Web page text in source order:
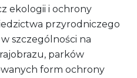
ekologii i ochrony
przyrodniczego
szczególności na
parków
form ochrony